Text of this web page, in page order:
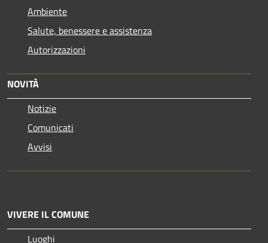
Ambiente
Salute, benessere e assistenza
Autorizzazioni
NOVITÀ
Notizie
Comunicati
Avvisi
VIVERE IL COMUNE
Luoghi